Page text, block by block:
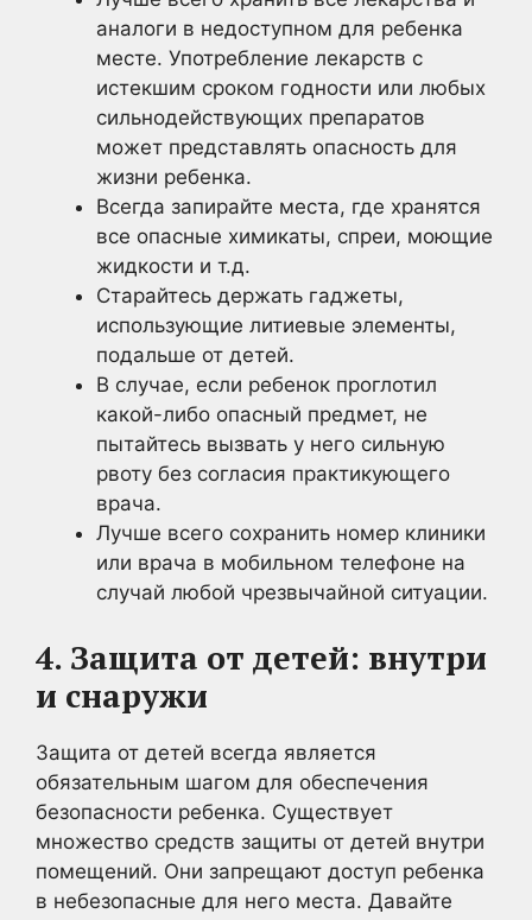
аналоги в недоступном для ребенка
месте. Употребление лекарств с
истекшим сроком годности или любых
сильнодействующих препаратов
может представлять опасность для
жизни ребенка.
Всегда запирайте места, где хранятся
все опасные химикаты, спреи, моющие
жидкости и т.д.
Старайтесь держать гаджеты,
использующие литиевые элементы,
подальше от детей.
В случае, если ребенок проглотил
какой-либо опасный предмет, не
пытайтесь вызвать у него сильную
рвоту без согласия практикующего
врача.
Лучше всего сохранить номер клиники
или врача в мобильном телефоне на
случай любой чрезвычайной ситуации.
4. Защита от детей: внутри
и снаружи
Защита от детей всегда является
обязательным шагом для обеспечения
безопасности ребенка. Существует
множество средств защиты от детей внутри
помещений. Они запрещают доступ ребенка
в небезопасные для него места. Давайте